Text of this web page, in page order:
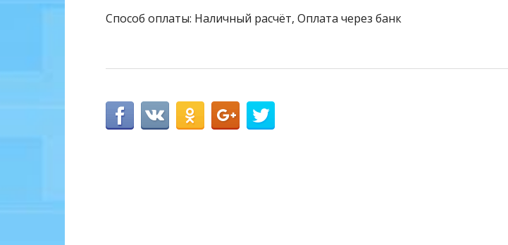
Способ оплаты: Наличный расчёт, Оплата через банк